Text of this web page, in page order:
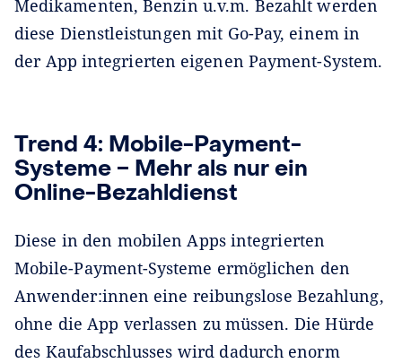
Medikamenten, Benzin u.v.m. Bezahlt werden
diese Dienstleistungen mit Go-Pay, einem in
der App integrierten eigenen Payment-System.
Trend 4: Mobile-Payment-
Systeme ‒ Mehr als nur ein
Online-Bezahldienst
Diese in den mobilen Apps integrierten
Mobile-Payment-Systeme ermöglichen den
Anwender:innen eine reibungslose Bezahlung,
ohne die App verlassen zu müssen. Die Hürde
des Kaufabschlusses wird dadurch enorm